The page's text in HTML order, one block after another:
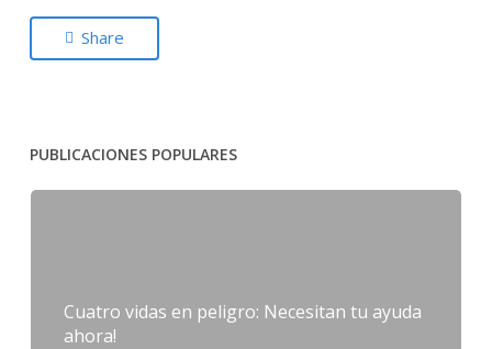
Share
PUBLICACIONES POPULARES
Cuatro vidas en peligro: Necesitan tu ayuda
ahora!